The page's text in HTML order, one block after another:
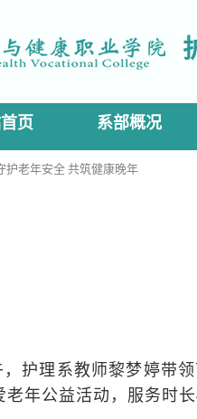
页 系部概况
护老年安全 共筑健康晚年
，护理系教师黎梦婷带
老年公益活动，服务时